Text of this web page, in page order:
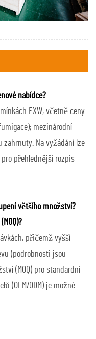
nabídce?
EXW, včetně ceny
mezinárodní
zahrnuty. Na vyžádání lze
přehlednější rozpis
většího množství?
přičemž vyšší
(podrobnosti jsou
(MOQ) pro standardní
(OEM/ODM) je možné